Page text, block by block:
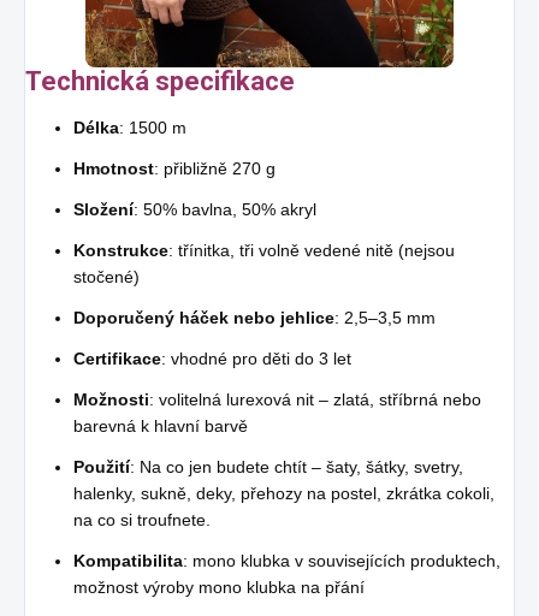
Technická specifikace
Délka: 1500 m
Hmotnost: přibližně 270 g
Složení: 50% bavlna, 50% akryl
Konstrukce: třínitka, tři volně vedené nitě (nejsou
stočené)
Doporučený háček nebo jehlice: 2,5–3,5 mm
Certifikace: vhodné pro děti do 3 let
Možnosti: volitelná lurexová nit – zlatá, stříbrná nebo
barevná k hlavní barvě
Použití: Na co jen budete chtít – šaty, šátky, svetry,
halenky, sukně, deky, přehozy na postel, zkrátka cokoli,
na co si troufnete.
Kompatibilita: mono klubka v souvisejících produktech,
možnost výroby mono klubka na přání